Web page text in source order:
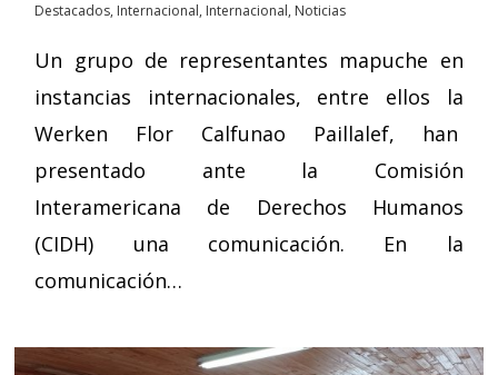
Destacados, Internacional, Internacional, Noticias
Un grupo de representantes mapuche en
instancias internacionales, entre ellos la
Werken Flor Calfunao Paillalef, han
presentado ante la Comisión
Interamericana de Derechos Humanos
(CIDH) una comunicación. En la
comunicación…